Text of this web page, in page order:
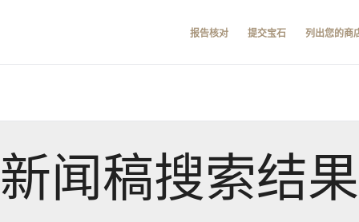
报告核对 提交宝石 列出您的商
新闻稿搜索结果